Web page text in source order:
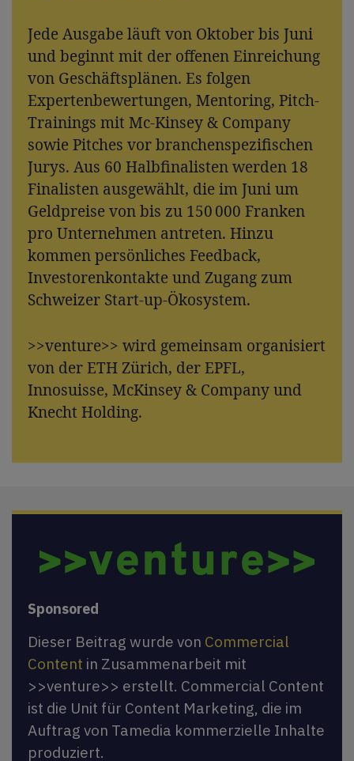
Jede Ausgabe läuft von Oktober bis Juni
und beginnt mit der offenen Einreichung
von Geschäftsplänen. Es folgen
Expertenbewertungen, Mentoring, Pitch-
Trainings mit Mc-Kinsey & Company
sowie Pitches vor branchenspezifischen
Jurys. Aus 60 Halbfinalisten werden 18
Finalisten ausgewählt, die im Juni um
Geldpreise von bis zu 150 000 Franken
pro Unternehmen antreten. Hinzu
kommen persönliches Feedback,
Investorenkontakte und Zugang zum
Schweizer Start-up-Ökosystem.
>>venture>> wird gemeinsam organisiert
von der ETH Zürich, der EPFL,
Innosuisse, McKinsey & Company und
Knecht Holding.
Sponsored
Dieser Beitrag wurde von Commercial
Content in Zusammenarbeit mit
>>venture>> erstellt. Commercial Content
ist die Unit für Content Marketing, die im
Auftrag von Tamedia kommerzielle Inhalte
produziert.